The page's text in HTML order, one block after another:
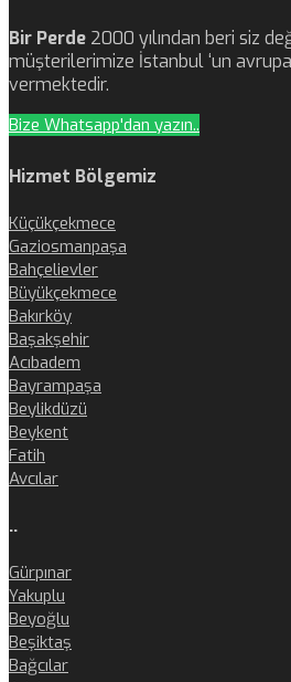
Bir Perde 2000 yılından beri siz
müşterilerimize İstanbul ‘un
vermektedir.
Bize Whatsapp'dan yazın..
Hizmet Bölgemiz
Küçükçekmece
Gaziosmanpaşa
Bahçelievler
Büyükçekmece
Bakırköy
Başakşehir
Acıbadem
Bayrampaşa
Beylikdüzü
Beykent
Fatih
Avcılar
..
Gürpınar
Yakuplu
Beyoğlu
Beşiktaş
Bağcılar